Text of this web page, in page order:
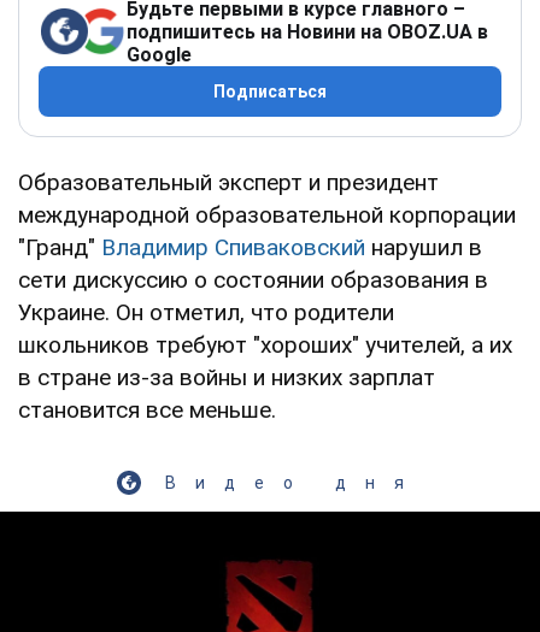
Будьте первыми в курсе главного –
подпишитесь на Новини на OBOZ.UA в
Google
Подписаться
Образовательный эксперт и президент
международной образовательной корпорации
"Гранд" Владимир Спиваковский нарушил в
сети дискуссию о состоянии образования в
Украине. Он отметил, что родители
школьников требуют "хороших" учителей, а их
в стране из-за войны и низких зарплат
становится все меньше.
Видео дня